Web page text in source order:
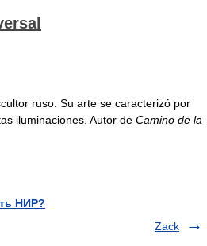
ruso. Su arte se caracterizó por
iluminaciones. Autor de Camino de la
НИР?
Zack